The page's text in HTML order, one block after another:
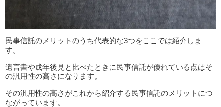
民事信託のメリットのうち代表的な3つをここでは紹介しま
す。
遺言書や成年後見と比べたときに民事信託が優れている点はそ
の汎用性の高さになります。
その汎用性の高さがこれから紹介する民事信託のメリットにつ
ながっています。